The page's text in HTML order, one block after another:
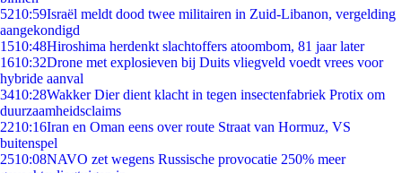
5210:59Israël meldt dood twee militairen in Zuid-Libanon, vergelding
aangekondigd
1510:48Hiroshima herdenkt slachtoffers atoombom, 81 jaar later
1610:32Drone met explosieven bij Duits vliegveld voedt vrees voor
hybride aanval
3410:28Wakker Dier dient klacht in tegen insectenfabriek Protix om
duurzaamheidsclaims
2210:16Iran en Oman eens over route Straat van Hormuz, VS
buitenspel
2510:08NAVO zet wegens Russische provocatie 250% meer